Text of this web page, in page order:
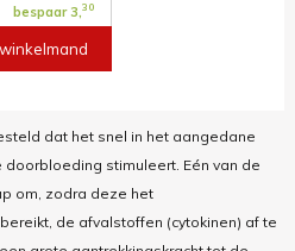
bespaar 3,30
dat het snel in het aangedane
stimuleert. Eén van de
om, zodra deze het
de afvalstoffen (cytokinen) af te